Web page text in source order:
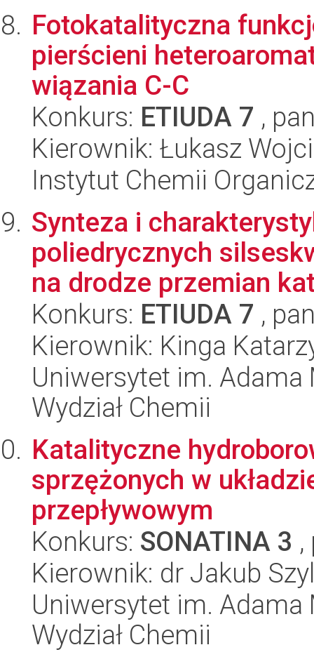
Fotokatalityczna
pierścieni
wiązania C-C
Konkurs: ETIUDA 7 ,
Kierownik: Łukasz
Instytut Chemii
Synteza i
poliedrycznych
na drodze przemian
Konkurs: ETIUDA 7 ,
Kierownik: Kinga
Uniwersytet im.
Wydział Chemii
Katalityczne
sprzężonych w
przepływowym
Konkurs: SONATINA 3
Kierownik: dr Jakub
Uniwersytet im.
Wydział Chemii